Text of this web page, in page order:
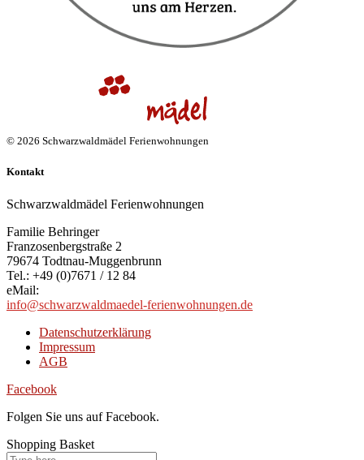
© 2026 Schwarzwaldmädel Ferienwohnungen
Kontakt
Schwarzwaldmädel Ferienwohnungen
Familie Behringer
Franzosenbergstraße 2
79674 Todtnau-Muggenbrunn
Tel.: +49 (0)7671 / 12 84
eMail:
info@schwarzwaldmaedel-ferienwohnungen.de
Datenschutzerklärung
Impressum
AGB
Facebook
Folgen Sie uns auf Facebook.
Shopping Basket